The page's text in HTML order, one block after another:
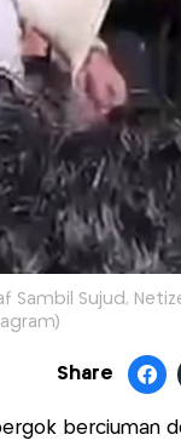
Sambil Sujud,
Share
berciuman